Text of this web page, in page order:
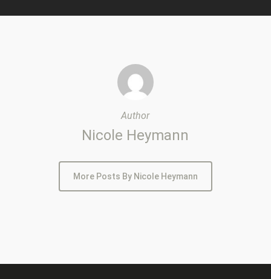
Author
Nicole Heymann
More Posts By Nicole Heymann